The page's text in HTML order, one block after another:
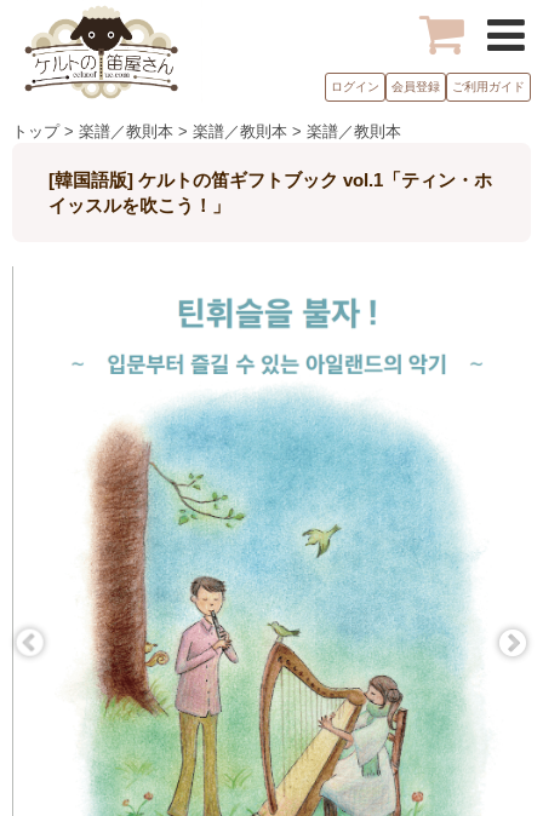
ログイン 会員登録 ご利用ガイド
トップ > 楽譜／教則本 > 楽譜／教則本 > 楽譜／教則本
[韓国語版] ケルトの笛ギフトブック vol.1「ティン・ホ
イッスルを吹こう！」